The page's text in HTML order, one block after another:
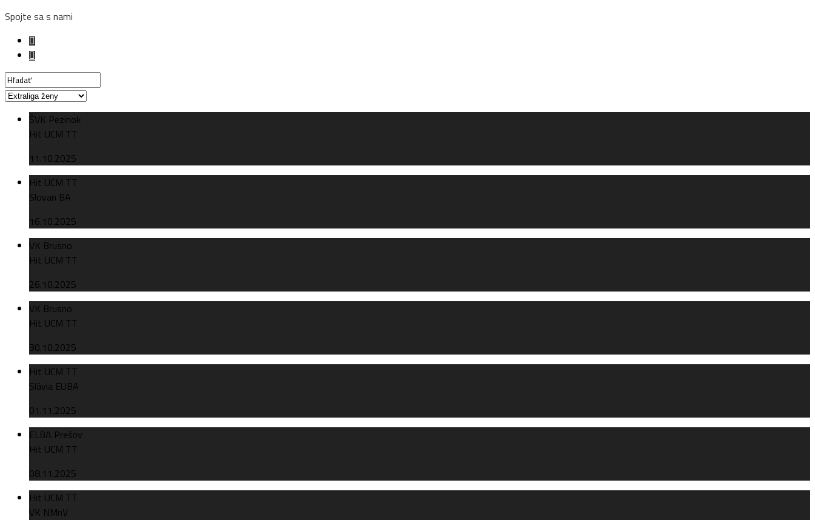
Spojte sa s nami
ŠVK Pezinok
Hit UCM TT
11.10.2025
Hit UCM TT
Slovan BA
16.10.2025
VK Brusno
Hit UCM TT
26.10.2025
VK Brusno
Hit UCM TT
30.10.2025
Hit UCM TT
Slávia EUBA
01.11.2025
ELBA Prešov
Hit UCM TT
08.11.2025
Hit UCM TT
VK NMnV